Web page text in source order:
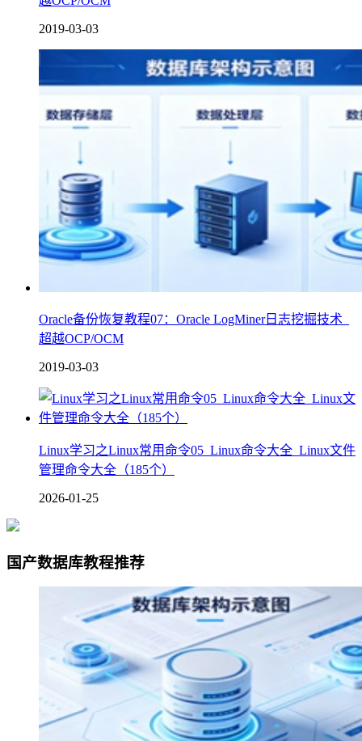
2019-03-03
Oracle备份恢复教程07：Oracle LogMiner日志挖掘技术_
超越OCP/OCM
2019-03-03
Linux学习之Linux常用命令05_Linux命令大全_Linux文件
管理命令大全（185个）
2026-01-25
国产数据库教程推荐